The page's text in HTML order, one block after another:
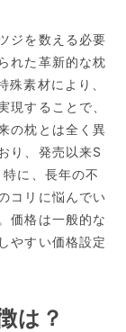
ジを数える必要
れた革新的な枕
素材により、
現することで、
の枕とは全く異
り、発売以来S
に、長年の不
コリに悩んでい
価格は一般的な
やすい価格設定
は？